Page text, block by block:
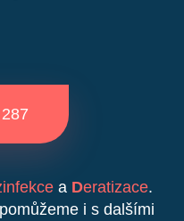
a Deratizace.
i s dalšími